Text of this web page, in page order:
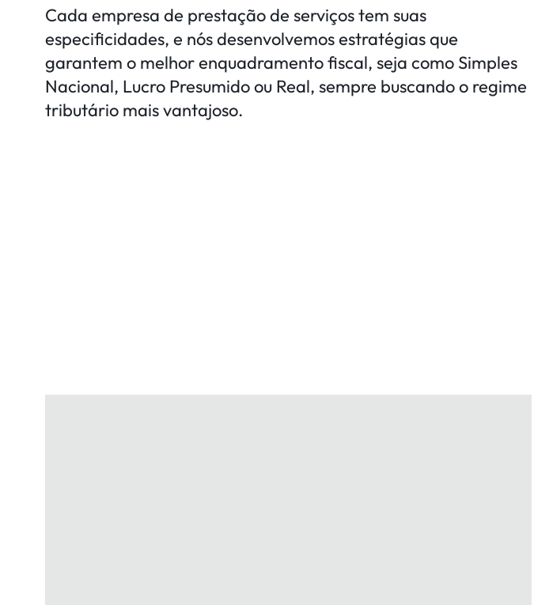
Cada empresa de prestação de serviços tem suas
especificidades, e nós desenvolvemos estratégias que
garantem o melhor enquadramento fiscal, seja como Simples
Nacional, Lucro Presumido ou Real, sempre buscando o regime
tributário mais vantajoso.